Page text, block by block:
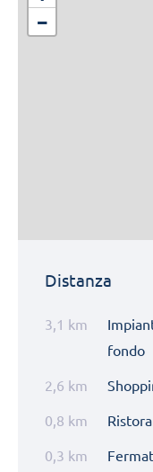
−
Distanza
fondo
3,1 km
2,6 km
0,8 km
0,3 km